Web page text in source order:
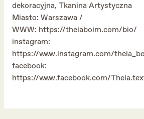
dekoracyjna, Tkanina Artystyczna
Miasto: Warszawa /
WWW: https://theiaboim.com/bio/
instagram:
https://www.instagram.com/
facebook:
https://www.facebook.com/